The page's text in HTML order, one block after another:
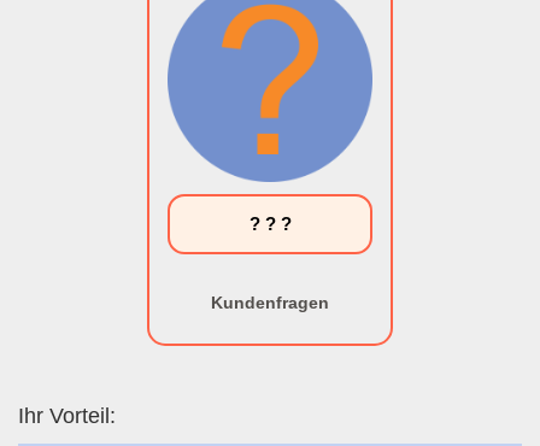
? ? ?
Kundenfragen
Ihr Vorteil: